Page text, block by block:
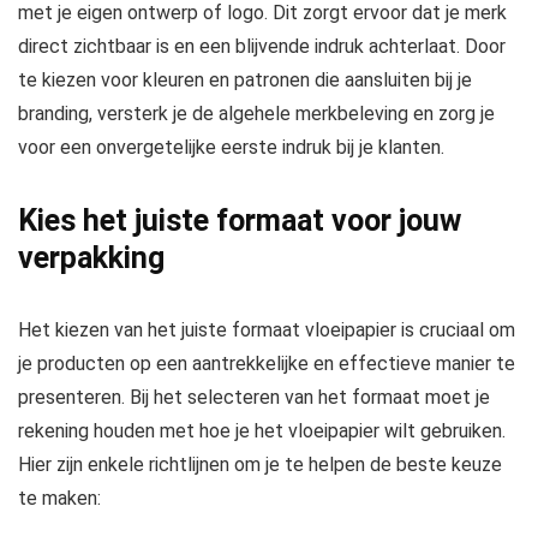
met je eigen ontwerp of logo. Dit zorgt ervoor dat je merk
direct zichtbaar is en een blijvende indruk achterlaat. Door
te kiezen voor kleuren en patronen die aansluiten bij je
branding, versterk je de algehele merkbeleving en zorg je
voor een onvergetelijke eerste indruk bij je klanten.
Kies het juiste formaat voor jouw
verpakking
Het kiezen van het juiste formaat vloeipapier is cruciaal om
je producten op een aantrekkelijke en effectieve manier te
presenteren. Bij het selecteren van het formaat moet je
rekening houden met hoe je het vloeipapier wilt gebruiken.
Hier zijn enkele richtlijnen om je te helpen de beste keuze
te maken: